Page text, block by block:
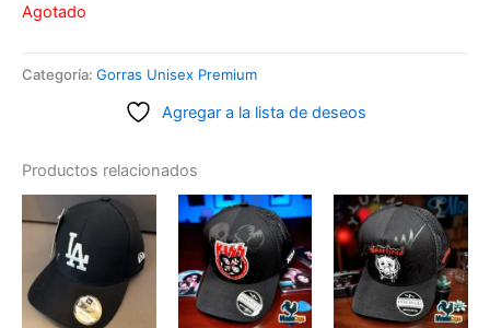
Agotado
Categoría: Gorras Unisex Premium
Agregar a la lista de deseos
Productos relacionados